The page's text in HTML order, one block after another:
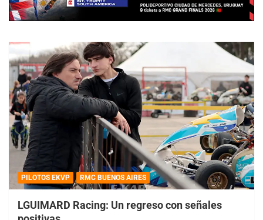
PILOTOS EKVP RMC BUENOS AIRES
LGUIMARD Racing: Un regreso con señales